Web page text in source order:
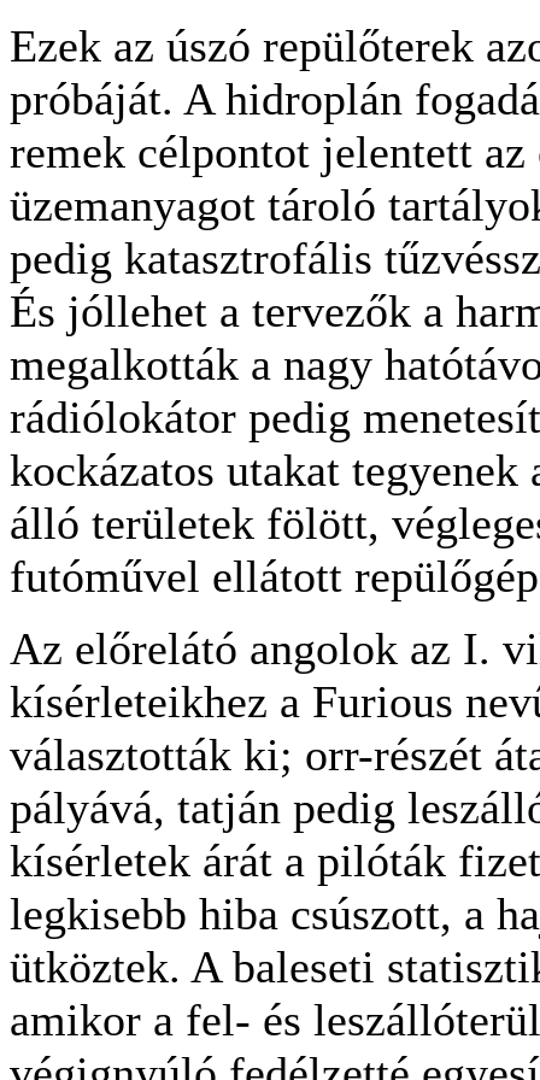
Ezek az úszó repülőterek
próbáját. A hidroplán
remek célpontot jelentett az
üzemanyagot tároló
pedig katasztrofális
És jóllehet a tervezők a
megalkották a nagy
rádiólokátor pedig
kockázatos utakat tegyenek
álló területek fölött,
futóművel ellátott
Az előrelátó angolok az I.
kísérleteikhez a Furious
választották ki; orr-részét
pályává, tatján pedig
kísérletek árát a pilóták
legkisebb hiba csúszott, a
ütköztek. A baleseti
amikor a fel- és